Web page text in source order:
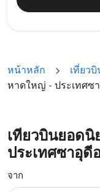
หน้าหลัก เที่ยว
หาดใหญ่ - ประเทศซ
เที่ยวบินยอดนิ
ประเทศซาอุดี
จาก